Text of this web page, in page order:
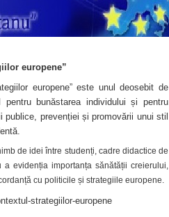
europene”
europene” este unul deosebit de
bunăstarea individului și pentru
prevenției și promovării unui stil
de idei între studenți, cadre didactice de
a evidenția importanța sănătății creierului,
cu politicile și strategiile europene.
strategiilor-europene